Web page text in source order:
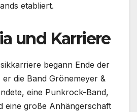
etabliert.
und Karriere
begann Ende der
die Band Grönemeyer &
eine Punkrock-Band,
eine große Anhängerschaft